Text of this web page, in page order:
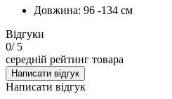
Довжина: 96 -134 см
Відгуки
0/ 5
середній рейтинг товара
Написати відгук
Написати відгук